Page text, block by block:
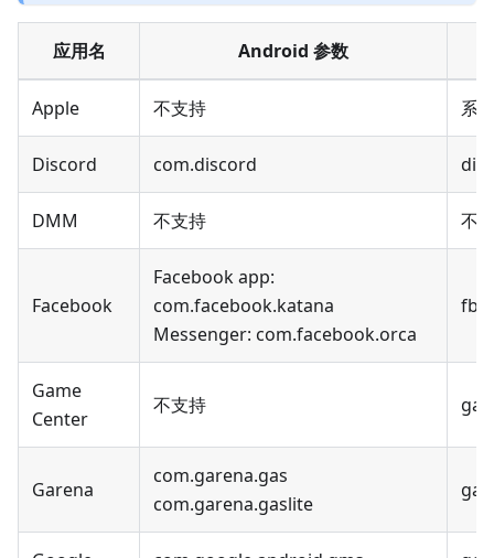
应用名 Android 参数
Apple 不支持 系
Discord com.discord
DMM 不支持 不
Facebook
Facebook app:
com.facebook.katana
Messenger: com.facebook.orca
Game
Center
不支持
Garena
com.garena.gas
com.garena.gaslite